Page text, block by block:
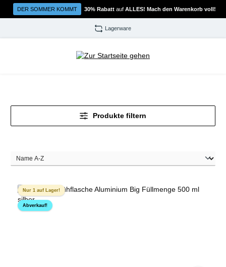
Zum Hauptinhalt springen
DER SOMMER KOMMT 30% Rabatt auf ALLES! Mach den Warenkorb voll!
Lagerware
Produkte filtern
Nur 1 auf Lager!
Abverkauf!